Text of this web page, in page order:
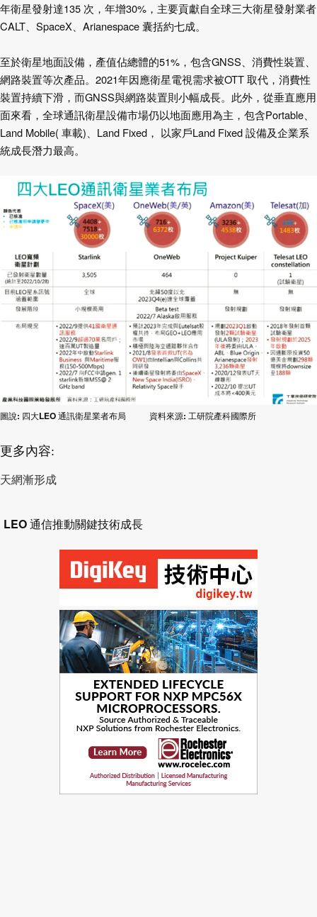
年衛星發射達135 次，年增30% ，主要貢獻自全球三大衛星發射業者
CALT
SpaceX Arianespace 囊括約七成。
至於衛星地面設備，產值佔總體的51% ，包含GNSS 、消費性裝置、
網路裝置等次產品。 2021年因應衛星電視需求被OTT取代，消費性
裝置持續下滑，而GNSS與網路裝置則小幅成長。此外，從垂直應用
面來看，全球通訊衛星設備市場仍以地面應用為主，包含Portable
Land Mobile( 車載) Land Fixed ， 以家戶Land Fixed設備及企業系
統成長潛力最高。
圖說: 四大LEO通訊衛星業者布局 資料來源: 工研院產科國際所
更多內容:
天網漸形成
LEO通信推動關鍵技術成長